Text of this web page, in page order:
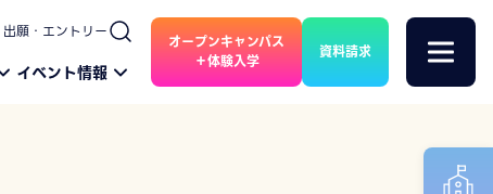
出願・エントリー
イベント情報
オープンキャンパス
＋体験入学
資料請求